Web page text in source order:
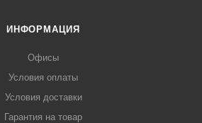
ИНФОРМАЦИЯ
Офисы
Условия оплаты
Условия доставки
Гарантия на товар